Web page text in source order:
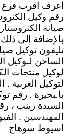
اعرف اقرب فرع
رقم وكيل
صيانة
بالإضافة إلى
تليفون توكيل
الساخن لتوكيل
لتوكيل الغربية .
بالبحيرة . رقم
السيدة زينب ،
المهندسين .
اسيوط سوهاج